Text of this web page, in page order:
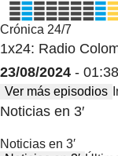
Crónica 24/7
1x24: Radio
23/08/2024 -
Ver más episodios
Noticias en 3′
Noticias en 3′